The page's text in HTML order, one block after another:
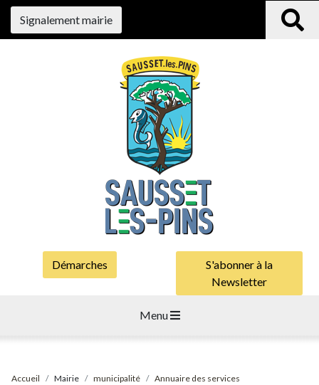
Signalement mairie
Démarches
S'abonner à la
Newsletter
Menu
Accueil Mairie municipalité
Annuaire des services